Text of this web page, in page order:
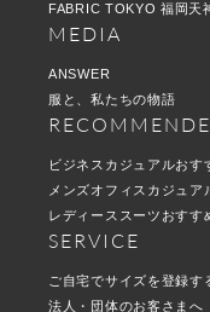
FABRIC TOKYO 福岡天
MEDIA
ANSWER
服と、私たちの物語
ビジネスカジュアルおす
メンズオフィスカジュア
レディーススーツおすす
SERVICE
ご自宅でサイズを登録す
法人・団体のお客さまへ